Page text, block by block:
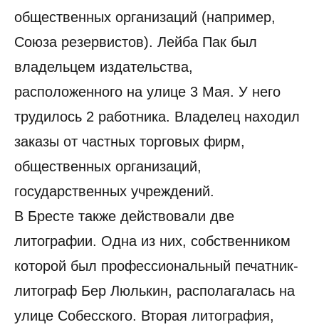
общественных организаций (например,
Союза резервистов). Лейба Пак был
владельцем издательства,
расположенного на улице 3 Мая. У него
трудилось 2 работника. Владелец находил
заказы от частных торговых фирм,
общественных организаций,
государственных учреждений.
В Бресте также действовали две
литографии. Одна из них, собственником
которой был профессиональный печатник-
литограф Бер Люлькин, располагалась на
улице Собесского. Вторая литография,